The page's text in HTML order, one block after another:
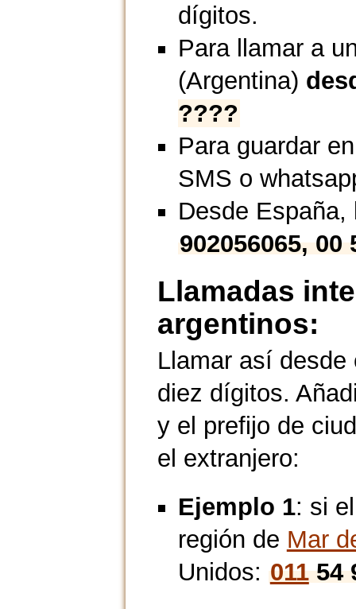
dígitos.
Para llamar a
(Argentina)
????
Para guardar
SMS o
Desde
902056065,
Llamadas
argentinos:
Llamar así
diez dígitos.
y el prefijo de
el extranjero:
Ejemplo 1: si
región de Mar
Unidos: 01154